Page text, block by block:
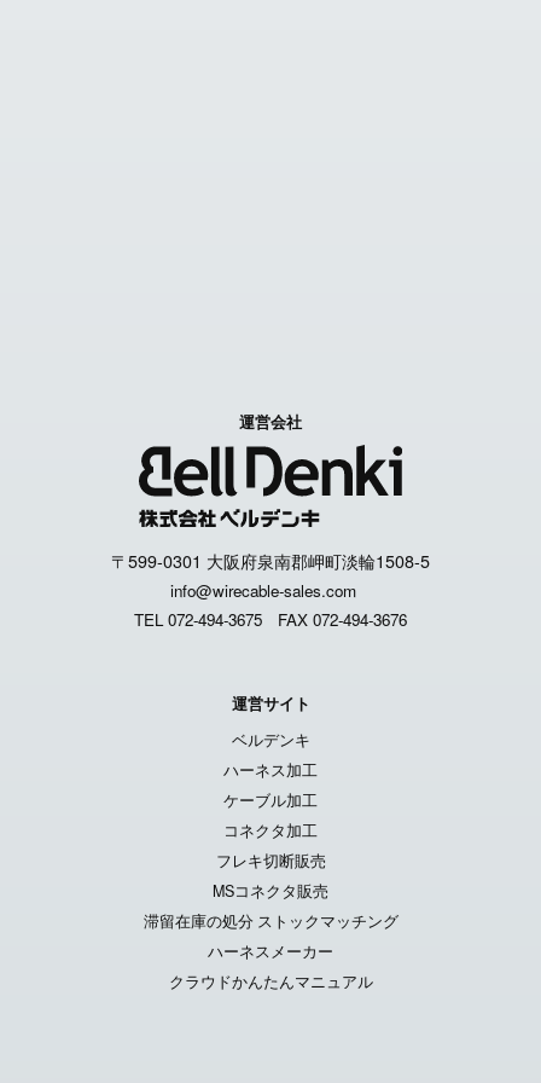
運営会社
〒599-0301 大阪府泉南郡岬町淡輪1508-5
info@wirecable-sales.com
TEL 072-494-3675 FAX 072-494-3676
運営サイト
ベルデンキ
ハーネス加工
ケーブル加工
コネクタ加工
フレキ切断販売
MSコネクタ販売
滞留在庫の処分 ストックマッチング
ハーネスメーカー
クラウドかんたんマニュアル